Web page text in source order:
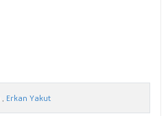
, Erkan Yakut